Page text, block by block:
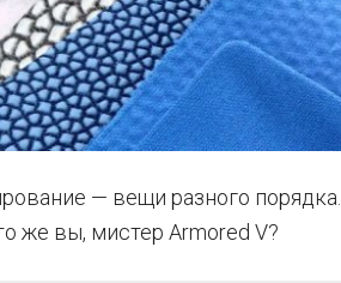
— вещи разного порядка.
же вы, мистер Armored V?